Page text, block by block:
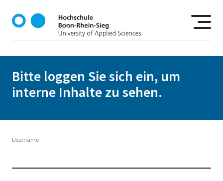
k
Bitte loggen Sie sich ein, um
interne Inhalte zu sehen.
Username